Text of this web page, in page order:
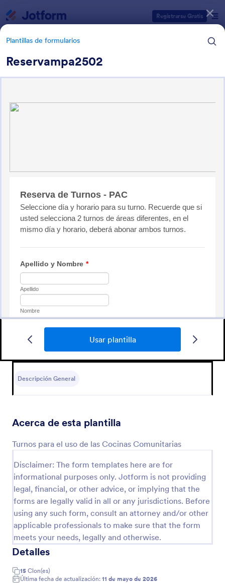
Registrarse Gratis
Plantillas de formularios
Reservampa2502
Usar plantilla
Descripción General
Acerca de esta plantilla
Turnos para el uso de las Cocinas Comunitarias
Disclaimer: The form templates here are for
informational purposes only. Jotform is not providing
legal, financial, or other advice, or implying that the
forms are legally valid in all or any jurisdictions. Before
using any such form, consult an attorney and/or other
applicable professionals to make sure that the form
meets your needs, legally and otherwise.
Detalles
15 Clon(es)
Última fecha de actualización: 11 de mayo de 2026
Plantillas de formularios
Formulario Reserva Agencia Viajes
para sus vacaciones? Averígüelo! Hágalos llenar este
Vista previa
Categorías de plantillas de formulario